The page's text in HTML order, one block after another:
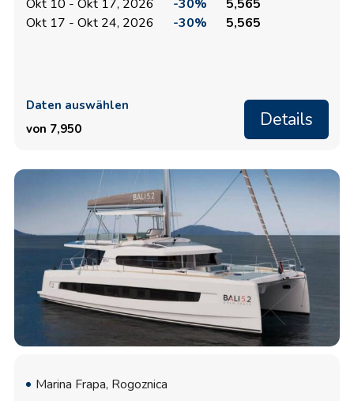
Okt 10 - Okt 17, 2026 -30%
5,565
Okt 17 - Okt 24, 2026
-30% 5,565
Daten auswählen
von 7,950
Details
Marina Frapa, Rogoznica